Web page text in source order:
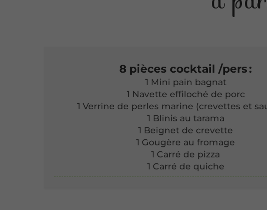
8 pièces cocktail /pers :
1 Mini pain bagnat
1 Navette effiloché de porc
1 Verrine de perles marine (crevettes et
1 Blinis au tarama
1 Beignet de crevette
1 Gougère au fromage
1 Carré de pizza
1 Carré de quiche